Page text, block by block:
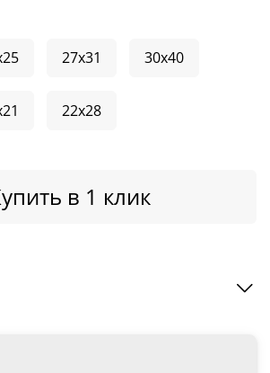
в 1 клик
27x31 30x40
22x28